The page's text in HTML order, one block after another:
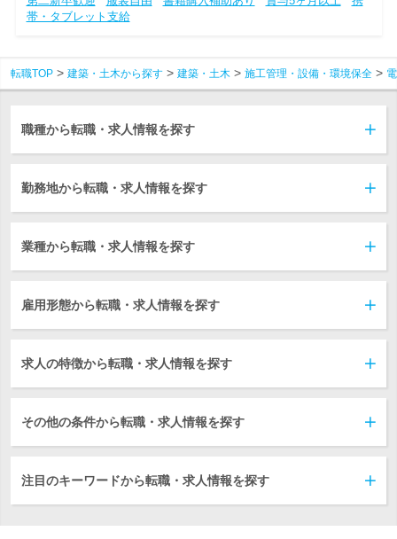
帯・タブレット支給
転職TOP 建築・土木から探す 建築・土木 施工管理・設備・環境保全
職種から転職・求人情報を探す
勤務地から転職・求人情報を探す
業種から転職・求人情報を探す
雇用形態から転職・求人情報を探す
求人の特徴から転職・求人情報を探す
その他の条件から転職・求人情報を探す
注目のキーワードから転職・求人情報を探す